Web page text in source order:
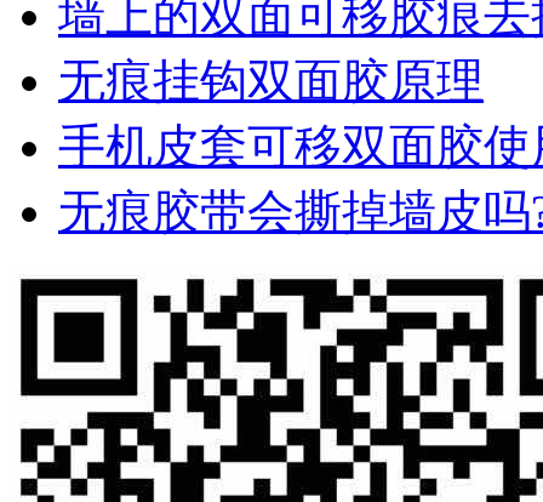
墙上的双面可移胶痕
无痕挂钩双面胶原理
手机皮套可移双面胶
无痕胶带会撕掉墙皮吗